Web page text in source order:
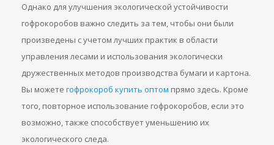
Однако для улучшения экологической устойчивости
гофрокоробов важно следить за тем, чтобы они были
произведены с учетом лучших практик в области
управления лесами и использования экологически
дружественных методов производства бумаги и картона.
Вы можете гофрокороб купить оптом прямо здесь. Кроме
того, повторное использование гофрокоробов, если это
возможно, также способствует уменьшению их
экологического следа.